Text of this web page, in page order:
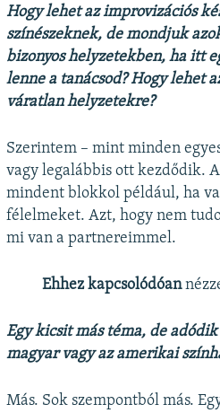
Hogy lehet az improvizációs
színészeknek, de mondjuk
bizonyos helyzetekben, ha itt
lenne a tanácsod? Hogy lehet
váratlan helyzetekre?
Szerintem – mint minden
vagy legalábbis ott kezdődik.
mindent blokkol például, ha
félelmeket. Azt, hogy nem
mi van a partnereimmel.
Ehhez kapcsolódóan
Egy kicsit más téma, de
magyar vagy az amerikai
Más. Sok szempontból más.